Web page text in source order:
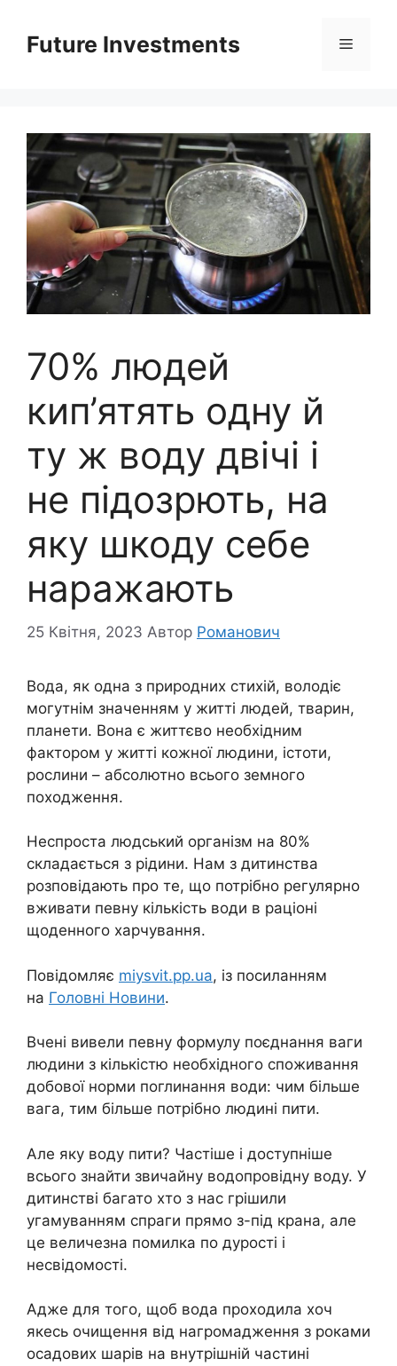
вмістуFuture Investments Меню
70% людей
кип’ятять одну й
ту ж воду двічі і
не підозрють, на
яку шкоду себе
наражають
25 Квітня, 2023 Автор Романович
Вода, як одна з природних стихій, володіє
могутнім значенням у житті людей, тварин,
планети. Вона є життєво необхідним
фактором у житті кожної людини, істоти,
рослини – абсолютно всього земного
походження.
Неспроста людський оpганізм на 80%
складається з рідини. Нам з дитинства
розповідають про те, що потрібно регулярно
вживати певну кількість води в раціоні
щоденного харчування.
Повідомляє miysvit.pp.ua, із посиланням
на Головні Новини.
Вчені вивели певну формулу поєднання ваги
людини з кількістю необхідного споживання
добової норми поглинання води: чим більше
вага, тим більше потрібно людині пити.
Але яку воду пити? Частіше і доступніше
всього знайти звичайну водопровідну воду. У
дитинстві багато хто з нас грiшили
угамуванням спраги прямо з-під крана, але
це величезна помилка по дурості і
несвідомості.
Адже для того, щоб вода проходила хоч
якесь очищення від нагромадження з роками
осадових шарів на внутрішній частині